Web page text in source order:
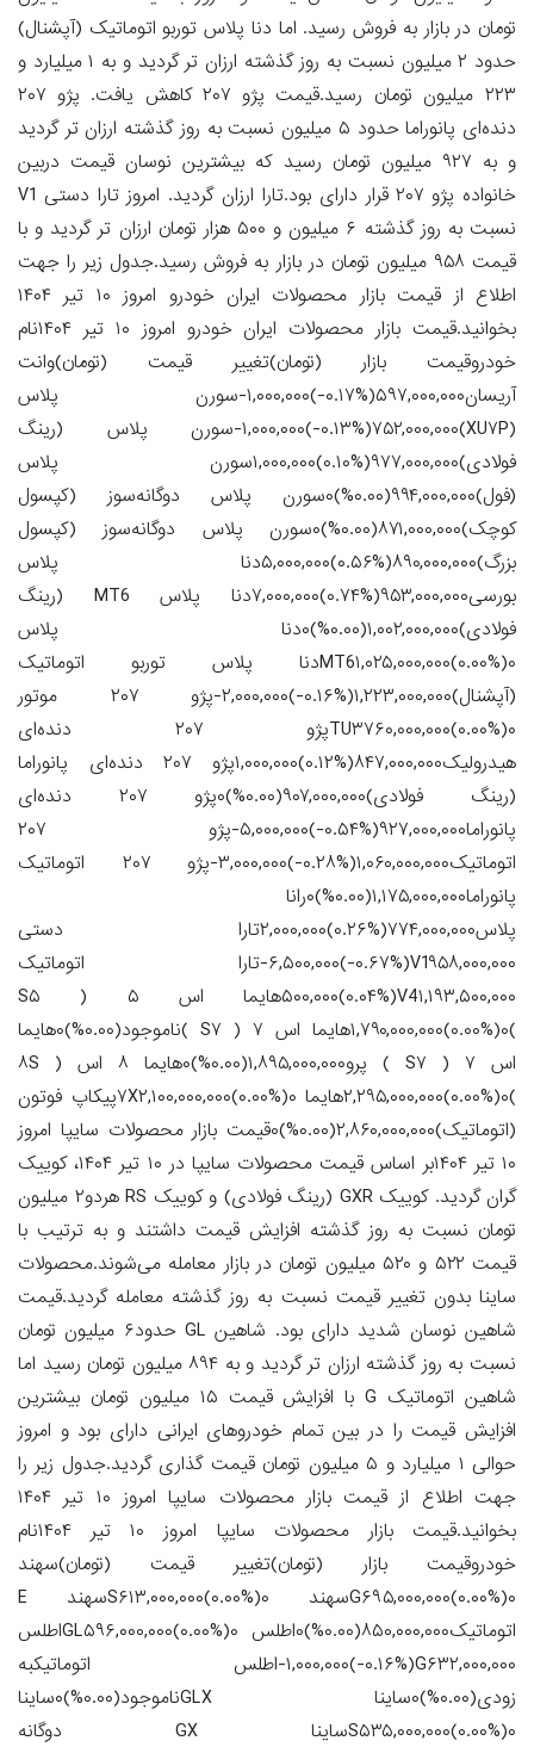
تومان در بازار به فروش رسید. اما دنا پلاس توربو اتوماتیک (آپشنال)
حدود ۲ میلیون نسبت به روز گذشته ارزان تر گردید و به ۱ میلیارد و
۲۲۳ میلیون تومان رسید.قیمت پژو ۲۰۷ کاهش یافت. پژو ۲۰۷
دنده‌ای پانوراما حدود ۵ میلیون نسبت به روز گذشته ارزان تر گردید
و به ۹۲۷ میلیون تومان رسید که بیشترین نوسان قیمت دربین
خانواده پژو ۲۰۷ قرار دارای بود.تارا ارزان گردید. امروز تارا دستی V1
نسبت به روز گذشته ۶ میلیون و ۵۰۰ هزار تومان ارزان تر گردید و با
قیمت ۹۵۸ میلیون تومان در بازار به فروش رسید.جدول زیر را جهت
اطلاع از قیمت بازار محصولات ایران خودرو امروز ۱۰ تیر ۱۴۰۴
بخوانید.قیمت بازار محصولات ایران خودرو امروز ۱۰ تیر ۱۴۰۴نام
خودروقیمت بازار (تومان)تغییر قیمت (تومان)وانت
آریسان۵۹۷,۰۰۰,۰۰۰(‎-۰.۱۷%‏)‎-۱,۰۰۰,۰۰۰‏سورن پلاس
(XU۷P)۷۵۲,۰۰۰,۰۰۰(‎-۰.۱۳%‏)‎-۱,۰۰۰,۰۰۰‏سورن پلاس (رینگ
فولادی)۹۷۷,۰۰۰,۰۰۰(‎۰.۱۰%‏)‎۱,۰۰۰,۰۰۰‏سورن پلاس
(فول)۹۹۴,۰۰۰,۰۰۰(۰.۰۰%)۰سورن پلاس دوگانه‌سوز (کپسول
کوچک)۸۷۱,۰۰۰,۰۰۰(۰.۰۰%)۰سورن پلاس دوگانه‌سوز (کپسول
بزرگ)۸۹۰,۰۰۰,۰۰۰(‎۰.۵۶%‏)‎۵,۰۰۰,۰۰۰‏دنا پلاس
بورسی۹۵۳,۰۰۰,۰۰۰(‎۰.۷۴%‏)‎۷,۰۰۰,۰۰۰‏دنا پلاس MT6 (رینگ
فولادی)۱,۰۰۲,۰۰۰,۰۰۰(۰.۰۰%)۰دنا پلاس
MT6۱,۰۲۵,۰۰۰,۰۰۰(۰.۰۰%)۰دنا پلاس توربو اتوماتیک
(آپشنال)۱,۲۲۳,۰۰۰,۰۰۰(‎-۰.۱۶%‏)‎-۲,۰۰۰,۰۰۰‏پژو ۲۰۷ موتور
TU۳۷۶۰,۰۰۰,۰۰۰(۰.۰۰%)۰پژو ۲۰۷ دنده‌ای
هیدرولیک۸۴۷,۰۰۰,۰۰۰(‎۰.۱۲%‏)‎۱,۰۰۰,۰۰۰‏پژو ۲۰۷ دنده‌ای پانوراما
(رینگ فولادی)۹۰۷,۰۰۰,۰۰۰(۰.۰۰%)۰پژو ۲۰۷ دنده‌ای
پانوراما۹۲۷,۰۰۰,۰۰۰(‎-۰.۵۴%‏)‎-۵,۰۰۰,۰۰۰‏پژو ۲۰۷
اتوماتیک۱,۰۶۰,۰۰۰,۰۰۰(‎-۰.۲۸%‏)‎-۳,۰۰۰,۰۰۰‏پژو ۲۰۷ اتوماتیک
پانوراما۱,۱۷۵,۰۰۰,۰۰۰(۰.۰۰%)۰رانا
پلاس۷۷۴,۰۰۰,۰۰۰(‎۰.۲۶%‏)‎۲,۰۰۰,۰۰۰‏تارا دستی
V1۹۵۸,۰۰۰,۰۰۰(‎-۰.۶۷%‏)‎-۶,۵۰۰,۰۰۰‏تارا اتوماتیک
V4۱,۱۹۳,۵۰۰,۰۰۰(‎۰.۰۴%‏)‎۵۰۰,۰۰۰‏هایما اس ۵ ( S۵
)۱,۷۹۰,۰۰۰,۰۰۰(۰.۰۰%)۰هایما اس ۷ ( S۷ )ناموجود(۰.۰۰%)۰هایما
اس ۷ ( S۷ ) پرو۱,۸۹۵,۰۰۰,۰۰۰(۰.۰۰%)۰هایما ۸ اس ( ۸S
)۲,۲۹۵,۰۰۰,۰۰۰(۰.۰۰%)۰هایما ۷X۲,۱۰۰,۰۰۰,۰۰۰(۰.۰۰%)۰پیکاپ فوتون
(اتوماتیک)۲,۸۶۰,۰۰۰,۰۰۰(۰.۰۰%)۰قیمت بازار محصولات سایپا امروز
۱۰ تیر ۱۴۰۴بر اساس قیمت محصولات سایپا در ۱۰ تیر ۱۴۰۴، کوییک
گران گردید. کوییک GXR (رینگ فولادی) و کوییک RS هردو۲ میلیون
تومان نسبت به روز گذشته افزایش قیمت داشتند و به ترتیب با
قیمت ۵۲۲ و ۵۲۰ میلیون تومان در بازار معامله می‌شوند.محصولات
ساینا بدون تغییر قیمت نسبت به روز گذشته معامله گردید.قیمت
شاهین نوسان شدید دارای بود. شاهین GL حدود۶ میلیون تومان
نسبت به روز گذشته ارزان تر گردید و به ۸۹۴ میلیون تومان رسید اما
شاهین اتوماتیک G با افزایش قیمت ۱۵ میلیون تومان بیشترین
افزایش قیمت را در بین تمام خودروهای ایرانی دارای بود و امروز
حوالی ۱ میلیارد و ۵ میلیون تومان قیمت گذاری گردید.جدول زیر را
جهت اطلاع از قیمت بازار محصولات سایپا امروز ۱۰ تیر ۱۴۰۴
بخوانید.قیمت بازار محصولات سایپا امروز ۱۰ تیر ۱۴۰۴نام
خودروقیمت بازار (تومان)تغییر قیمت (تومان)سهند
G۶۹۵,۰۰۰,۰۰۰(۰.۰۰%)۰سهند S۶۱۳,۰۰۰,۰۰۰(۰.۰۰%)۰سهند E
اتوماتیک۸۵۰,۰۰۰,۰۰۰(۰.۰۰%)۰اطلس GL۵۹۶,۰۰۰,۰۰۰(۰.۰۰%)۰اطلس
G۶۳۲,۰۰۰,۰۰۰(‎-۰.۱۶%‏)‎-۱,۰۰۰,۰۰۰‏اطلس اتوماتیکبه
زودی(۰.۰۰%)۰ساینا GLXناموجود(۰.۰۰%)۰ساینا
S۵۳۵,۰۰۰,۰۰۰(۰.۰۰%)۰ساینا GX دوگانه